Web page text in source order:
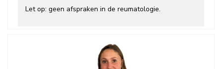
Let op: geen afspraken in de reumatologie.